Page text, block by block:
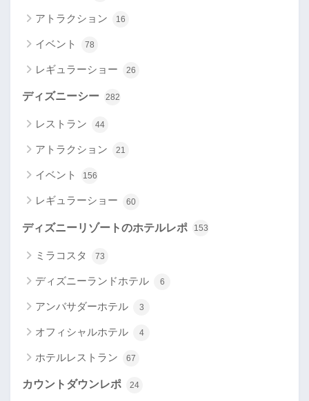
アトラクション 16
イベント 78
レギュラーショー 26
ディズニーシー 282
レストラン 44
アトラクション 21
イベント 156
レギュラーショー 60
ディズニーリゾートのホテルレポ 153
ミラコスタ 73
ディズニーランドホテル 6
アンバサダーホテル 3
オフィシャルホテル 4
ホテルレストラン 67
カウントダウンレポ 24